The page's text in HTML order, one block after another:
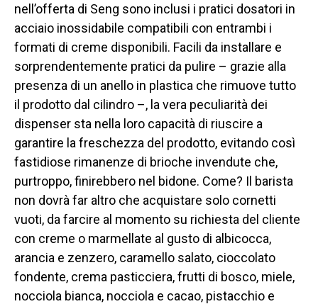
nell’offerta di Seng sono inclusi i pratici dosatori in
acciaio inossidabile compatibili con entrambi i
formati di creme disponibili. Facili da installare e
sorprendentemente pratici da pulire – grazie alla
presenza di un anello in plastica che rimuove tutto
il prodotto dal cilindro –, la vera peculiarità dei
dispenser sta nella loro capacità di riuscire a
garantire la freschezza del prodotto, evitando così
fastidiose rimanenze di brioche invendute che,
purtroppo, finirebbero nel bidone. Come? Il barista
non dovrà far altro che acquistare solo cornetti
vuoti, da farcire al momento su richiesta del cliente
con creme o marmellate al gusto di albicocca,
arancia e zenzero, caramello salato, cioccolato
fondente, crema pasticciera, frutti di bosco, miele,
nocciola bianca, nocciola e cacao, pistacchio e